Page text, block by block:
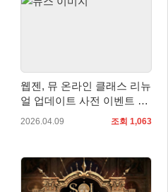
웹젠, 뮤 온라인 클래스 리뉴
얼 업데이트 사전 이벤트 진
행
2026.04.09 조회 1,063